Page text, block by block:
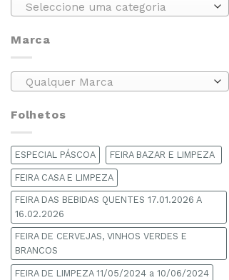
Seleccione uma categoria
Marca
Qualquer Marca
Folhetos
ESPECIAL PÁSCOA FEIRA BAZAR E LIMPEZA
FEIRA CASA E LIMPEZA
FEIRA DAS BEBIDAS QUENTES 17.01.2026 A
16.02.2026
FEIRA DE CERVEJAS, VINHOS VERDES E
BRANCOS
FEIRA DE LIMPEZA 11/05/2024 a 10/06/2024